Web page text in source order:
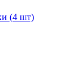
(4 шт)